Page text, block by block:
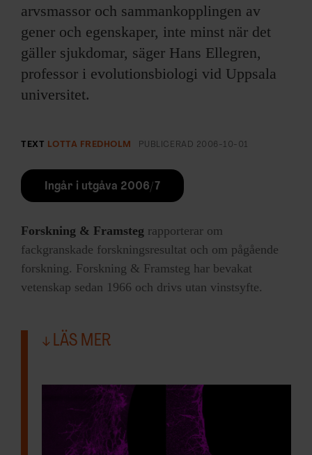
arvsmassor och sammankopplingen av
gener och egenskaper, inte minst när det
gäller sjukdomar, säger Hans Ellegren,
professor i evolutionsbiologi vid Uppsala
universitet.
TEXT LOTTA FREDHOLM PUBLICERAD 2006-10-01
Ingår i utgåva 2006/7
Forskning & Framsteg rapporterar om
fackgranskade forskningsresultat och om pågående
forskning. Forskning & Framsteg har bevakat
vetenskap sedan 1966 och drivs utan vinstsyfte.
LÄS MER